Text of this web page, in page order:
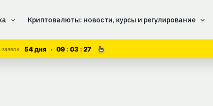
Криптовалюты: новости, курсы и регулирование
54 дня 09 03 27